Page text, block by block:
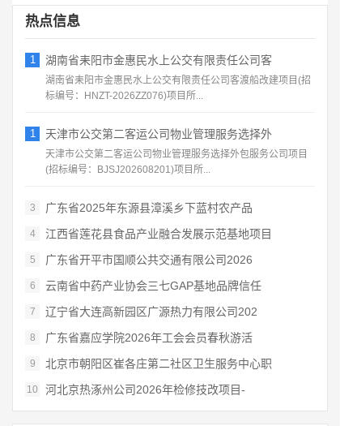
热点信息
1 湖南省耒阳市金惠民水上公交有限责任公司客
湖南省耒阳市金惠民水上公交有限责任公司客渡船改建项目(招
标编号：HNZT-2026ZZ076)项目所...
1 天津市公交第二客运公司物业管理服务选择外
天津市公交第二客运公司物业管理服务选择外包服务公司项目
(招标编号：BJSJ202608201)项目所...
3 广东省2025年东源县漳溪乡下蓝村农产品
4 江西省莲花县食品产业融合发展示范基地项目
5 广东省开平市国顺公共交通有限公司2026
6 云南省中药产业协会三七GAP基地品牌信任
7 辽宁省大连高新园区广源热力有限公司202
8 广东省嘉应学院2026年工会会员春秋游活
9 北京市朝阳区崔各庄第二社区卫生服务中心职
10 河北京热涿州公司2026年检修技改项目-